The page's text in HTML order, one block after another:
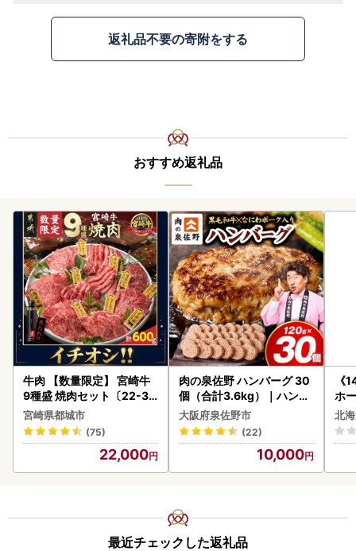
返礼品不要の寄附をする
おすすめ返礼品
牛肉 【数量限定】 宮崎牛
9種盛 焼肉セット〔22-31
-006-600g〕都城 イチオ
シ!! 牛肉
宮崎県都城市
(75)
22,000
肉の泉佐野 ハンバーグ 30
個（合計3.6kg）｜ハンバ
ーグ 訳あり 黒毛和牛×なに
わポーク
大阪府泉佐野市
(22)
10,000
《
ホ
( 飲
ク
贈
い
北
最近チェックした返礼品